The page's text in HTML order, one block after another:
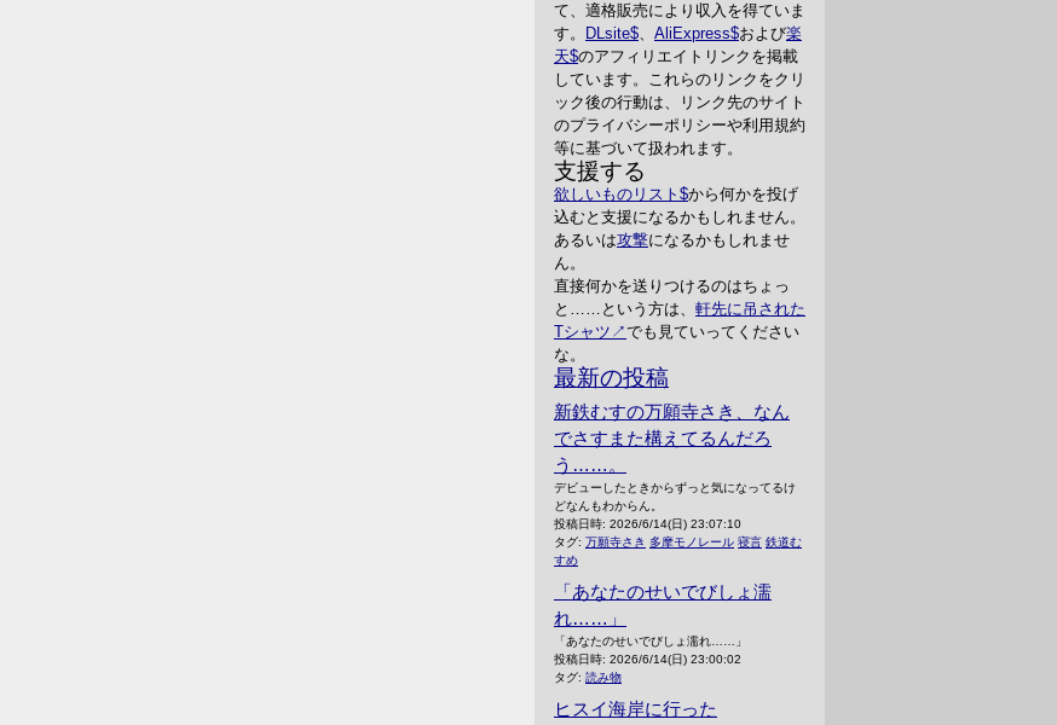
て、適格販売により収入を得ていま
す。
DLsite 、 AliExpress および楽
天 のアフィリエイトリンクを掲載
しています。これらのリンクをクリ
ック後の行動は、リンク先のサイト
のプライバシーポリシーや利用規約
等に基づいて扱われます。
支援する
欲しいものリスト
から何かを投げ
込むと支援になるかもしれません。
あるいは攻撃になるかもしれませ
ん。
直接何かを送りつけるのはちょっ
と……という方は、 軒先に吊された
Tシャツ
でも見ていってください
な。
最新の投稿
新鉄むすの万願寺さき、なん
でさすまた構えてるんだろ
う……。
デビューしたときからずっと気になってるけ
どなんもわからん。
投稿日時: 2026/6/14(日) 23:07:10
タグ: 万願寺さき 多摩モノレール 寝言 鉄道む
すめ
「あなたのせいでびしょ濡
れ……」
「あなたのせいでびしょ濡れ……」
投稿日時: 2026/6/14(日) 23:00:02
タグ: 読み物
ヒスイ海岸に行った